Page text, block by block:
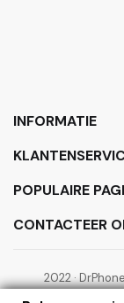
INFORMATIE
POPULAIRE
CONTACTEER
2022 ·